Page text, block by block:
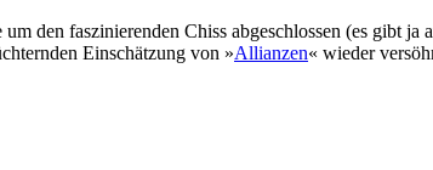
den faszinierenden Chiss abgeschlossen (es gibt
Einschätzung von »Allianzen« wieder